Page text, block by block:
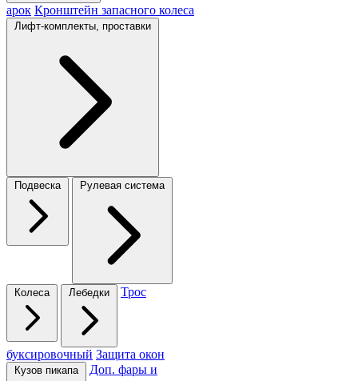
арок Кронштейн запасного колеса
Лифт-комплекты, проставки
Подвеска Рулевая система
Колеса Лебедки Трос
буксировочный Защита окон
Кузов пикапа Доп. фары и